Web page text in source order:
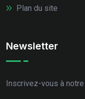
Plan du site
Newsletter
Inscrivez-vous à